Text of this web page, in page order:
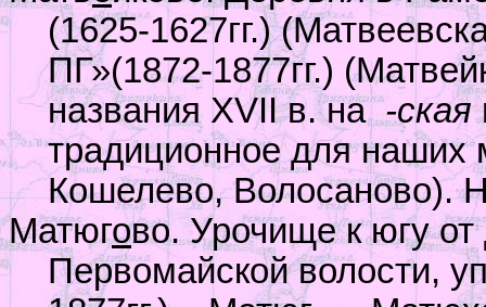
(1625-1627гг.)
ПГ»(1872-1877гг.)
названия XVIIв. на -ская
традиционное для наших
Кошелево, Волосаново).
Матюгово. Урочище к югу
Первомайской волости,